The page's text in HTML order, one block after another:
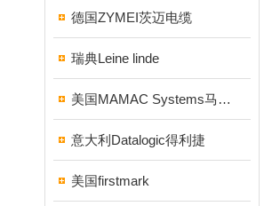
德国ZYMEI茨迈电缆
瑞典Leine linde
美国MAMAC Systems马麦克
意大利Datalogic得利捷
美国firstmark